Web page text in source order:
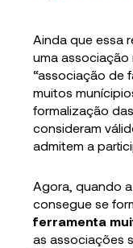
Ainda que essa
uma associação
“associação de
muitos
formalização
consideram
admitem a
Agora, quando
consegue se
ferramenta
as associações